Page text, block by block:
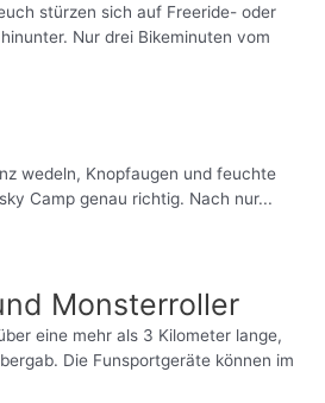
stürzen sich auf Freeride- oder
Nur drei Bikeminuten vom
wedeln, Knopfaugen und feuchte
Camp genau richtig. Nach nur...
Monsterroller
eine mehr als 3 Kilometer lange,
Die Funsportgeräte können im